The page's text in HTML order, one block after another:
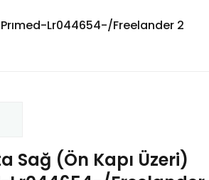
Lr044654-/Freelander 2
Sağ (Ön Kapı Üzeri)